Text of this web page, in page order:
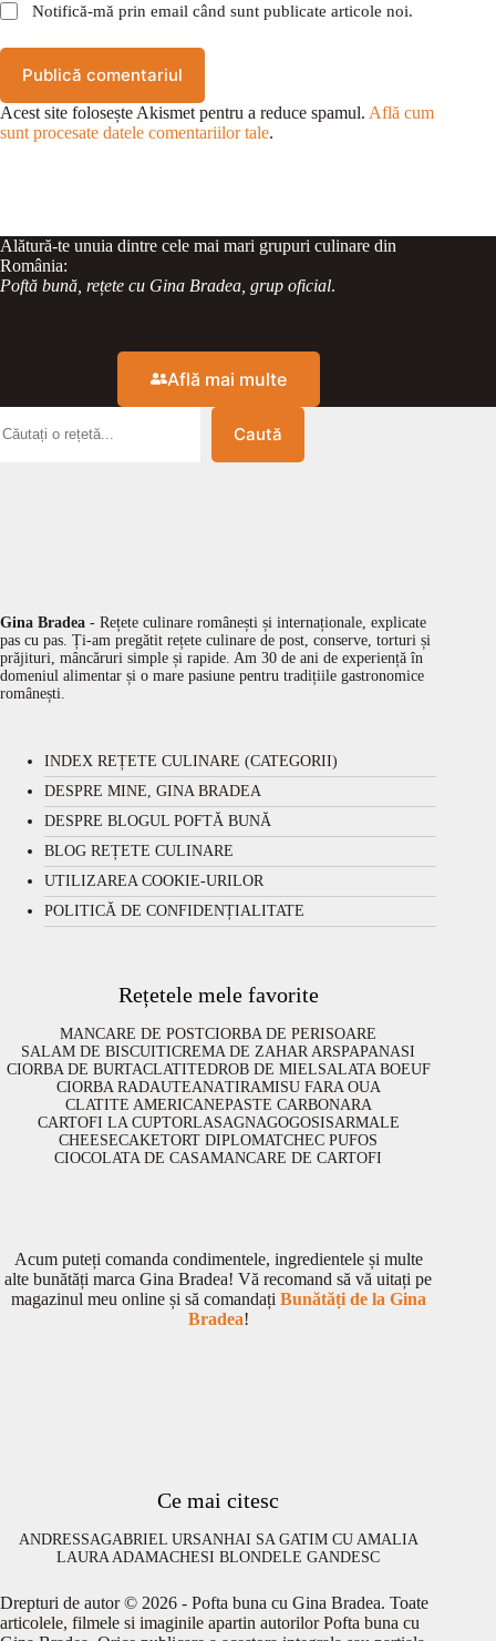
Notifică-mă prin email când sunt publicate articole noi.
Publică comentariul
Acest site folosește Akismet pentru a reduce spamul. Află cum
sunt procesate datele comentariilor tale.
Alătură-te unuia dintre cele mai mari grupuri culinare din
România:
Poftă bună, rețete cu Gina Bradea, grup oficial.
Află mai multe
Caută
Gina Bradea - Rețete culinare românești și internaționale, explicate
pas cu pas. Ți-am pregătit rețete culinare de post, conserve, torturi și
prăjituri, mâncăruri simple și rapide. Am 30 de ani de experiență în
domeniul alimentar și o mare pasiune pentru tradițiile gastronomice
românești.
INDEX REȚETE CULINARE (CATEGORII)
DESPRE MINE, GINA BRADEA
DESPRE BLOGUL POFTĂ BUNĂ
BLOG REȚETE CULINARE
UTILIZAREA COOKIE-URILOR
POLITICĂ DE CONFIDENȚIALITATE
Rețetele mele favorite
MANCARE DE POSTCIORBA DE PERISOARE
SALAM DE BISCUITICREMA DE ZAHAR ARSPAPANASI
CIORBA DE BURTACLATITEDROB DE MIELSALATA BOEUF
CIORBA RADAUTEANATIRAMISU FARA OUA
CLATITE AMERICANEPASTE CARBONARA
CARTOFI LA CUPTORLASAGNAGOGOSISARMALE
CHEESECAKETORT DIPLOMATCHEC PUFOS
CIOCOLATA DE CASAMANCARE DE CARTOFI
Acum puteți comanda condimentele, ingredientele și multe
alte bunătăți marca Gina Bradea! Vă recomand să vă uitați pe
magazinul meu online și să comandați Bunătăți de la Gina
Bradea!
Ce mai citesc
ANDRESSAGABRIEL URSANHAI SA GATIM CU AMALIA
LAURA ADAMACHESI BLONDELE GANDESC
Drepturi de autor © 2026 - Pofta buna cu Gina Bradea. Toate
articolele, filmele si imaginile apartin autorilor Pofta buna cu